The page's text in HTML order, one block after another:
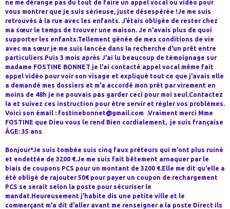
ne me dérange pas du tout de faire un appel vocal ou vidéo pour
vous montrer que je suis sérieuse, juste désespérée !Je me suis
retrouvés à la rue avec les enfants. J’étais obligée de rester chez
ma sœur le temps de trouver une maison. Je n'avais plus de quoi
supporter les enfants.Tellement gênée de mes conditions de vie
avec ma sœur je me suis lancée dans la recherche d'un prêt entre
particuliers.Puis 3 mois après J'ai lu beaucoup de témoignage sur
madame FOSTINE BONNET je l'ai contacté appel vocal même fait
appel vidéo pour voir son visage et expliqué tout ce que j'avais elle
a demandé mes dossiers et m'a accordé mon prêt par virement en
moins de 48h je ne pouvais pas garder ceci pour moi seul.Contactez
la et suivez ces instruction pour être servir et régler vos problèmes.
Voici son émail : fostinebonnet@gmail.com .Vraiment merci Mme
FOSTINE que Dieu vous le rend Bien cordialement, je suis française
ÂGE: 35 ans
Bonjour*Je suis tombée suis cinq faux prêteurs qui m'ont plus ruiné
et endettée de 3200 €.Je me suis fait bêtement arnaquer par le
biais de coupons PCS pour un montant de 3200 €.Elle me dit qu'elle a
été obligé de rajouter 50€ pour payer un coupon de rechargement
PCS se serait selon la poste pour sécuriser le
mandat.Heureusement j'habite dis une petite ville et le
commerçant m'a dit d'aller avant me renseigner a la poste Direct ils